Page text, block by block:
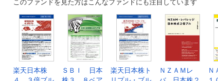
このファンドを見た方はこんなファンドにも注目しています
楽天日本株
ＳＢＩ 日本
楽天日本株ト
ＮＺＡＭレ
Ｎ